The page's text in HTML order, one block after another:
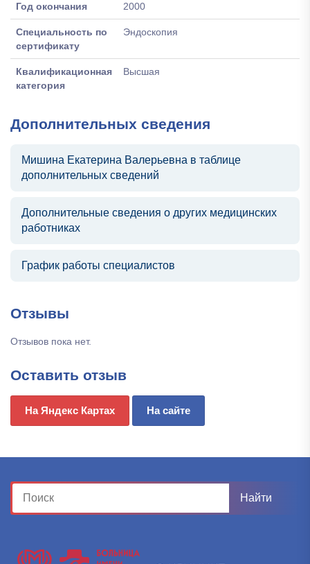
Год окончания 2000
Специальность по
сертификату
Эндоскопия
Квалификационная
категория
Высшая
Дополнительных сведения
Мишина Екатерина Валерьевна в таблице
дополнительных сведений
Дополнительные сведения о других медицинских
работниках
График работы специалистов
Отзывы
Отзывов пока нет.
Оставить отзыв
На Яндекс Картах На сайте